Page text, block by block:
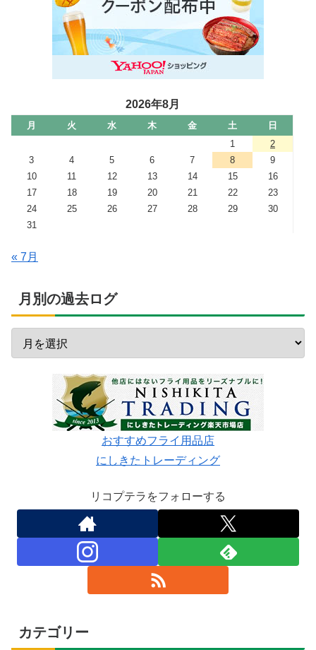
2026年8月
月 火 水 木 金 土
日
1
2
3
4 5 6 7 8
9
10
11 12 13 14 15
16
17
18 19 20 21 22
23
24
25 26 27 28 29
30
31
« 7月
月別の過去ログ
おすすめフライ用品店
にしきたトレーディング
リコプテラをフォローする
カテゴリー